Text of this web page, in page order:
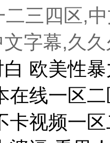
三四区,
字幕,久